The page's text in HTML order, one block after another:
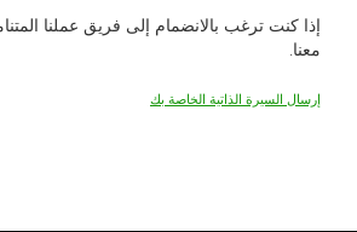
إذا كنت ترغب بالانضمام إلى فريق عملنا
معنا.
إرسال السيرة الذاتية الخاصة بك